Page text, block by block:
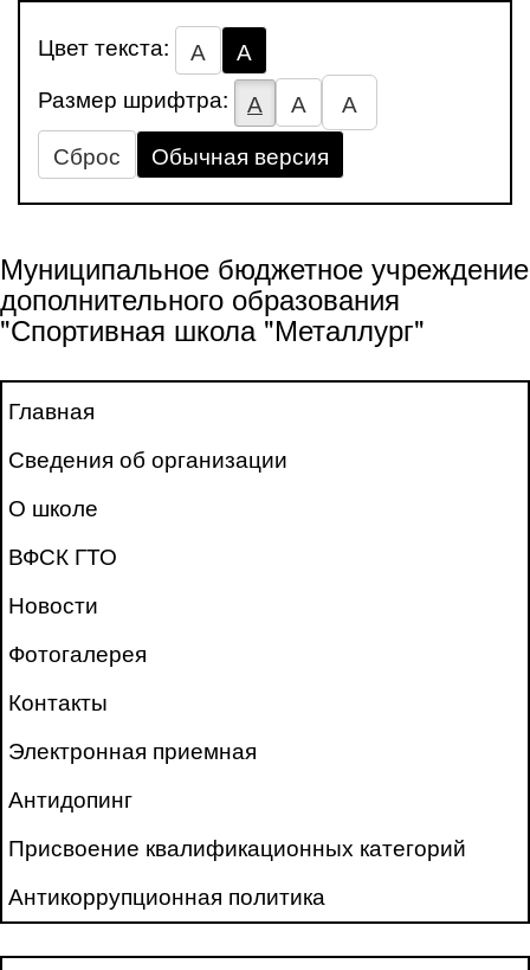
Цвет текста: А
А
Размер шрифтра:
А А
А
Сброс
Обычная версия
Муниципальное бюджетное учреждение
дополнительного образования
"Спортивная школа "Металлург"
Главная
Сведения об организации
О школе
ВФСК ГТО
Новости
Фотогалерея
Контакты
Электронная приемная
Антидопинг
Присвоение квалификационных категорий
Антикоррупционная политика